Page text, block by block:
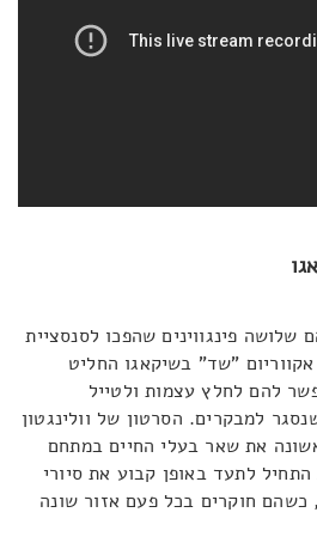
שלושה פינגווינים שהפכו לסנסציית
"שד" בשיקאגו החליט
להם לחלץ עצמות ולטייל
למבקרים. הסרטון של וולינגטון
את שאר בעלי החיים במתחם
התחיל לתעד באופן קבוע את סיורי
כשהם חוקרים בכל פעם אזור שונה